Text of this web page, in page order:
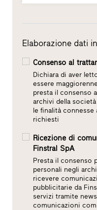
Elaborazione dati
Consenso al
Dichiara di aver
essere
presta il consenso
archivi della
le finalità connesse
richiesti
Ricezione di
Finstral SpA
Presta il consenso
personali negli
ricevere
pubblicitarie da
servizi tramite
comunicazioni